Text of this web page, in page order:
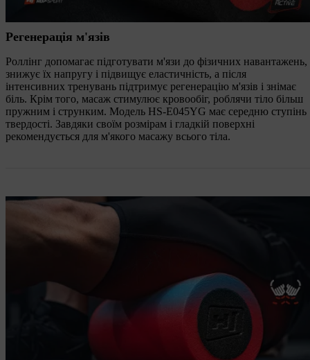
Регенерація м'язів
Роллінг допомагає підготувати м'язи до фізичних навантажень,
знижує їх напругу і підвищує еластичність, а після
інтенсивних тренувань підтримує регенерацію м'язів і знімає
біль. Крім того, масаж стимулює кровообіг, роблячи тіло більш
пружним і струнким. Модель HS-E045YG має середню ступінь
твердості. Завдяки своїм розмірам і гладкій поверхні
рекомендується для м'якого масажу всього тіла.